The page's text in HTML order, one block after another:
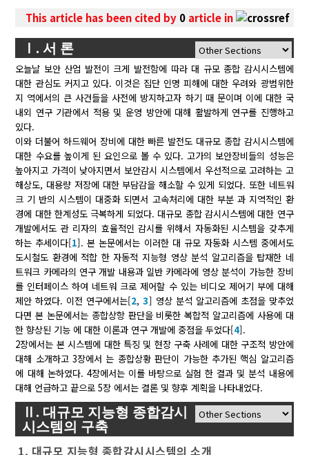
This article has been cited by 0 article in
Ⅰ. 서 론
오늘날 보안 산업 발전이 크게 발전함에 따라 대 규모 종합 감시시스템에
대한 관심도 커지고 있다. 이것은 집단 인명 피해에 대한 우려와 광범위한
지 역에서의 큰 사건들을 사전에 방지하고자 하기 때 문이며 이에 대한 국
내외 연구 기관에서 적용 및 운영 방안에 대해 활발하게 연구를 진행하고
있다.
이와 더불어 하드웨어 장비에 대한 빠른 발전도 대규모 종합 감시시스템에
대한 수요를 높이게 된 요인으로 볼 수 있다. 고가의 보안장비들의 성능은
높아지고 가격이 낮아지면서 보안감시 시스템에서 우선적으로 고려하는 고
해상도, 대용량 저장에 대한 부담감을 해소할 수 있게 되었다. 또한 네트워
크 기 반의 시스템이 대중화 되면서 고속처리에 대한 부분 과 지역적인 환
경에 대한 한계성도 극복하게 되었다. 대규모 종합 감시시스템에 대한 연구
개발에서도 관 리자의 효율적인 감시를 위해서 자동화된 시스템을 갖추게
하는 추세이다[1]. 본 논문에서는 이러한 대 규모 자동화 시스템 중에서도
도시철도 환경에 적합 한 자동적 지능형 영상 분석 알고리즘을 탑재한 네
트워크 카메라의 연구 개발 내용과 일반 카메라에 영상 분석이 가능한 장비
를 인터페이스 하여 네트워 크로 제어할 수 있는 비디오 제어기 부에 대해
제안 하였다. 이전 연구에서는[2, 3] 영상 분석 알고리즘에 초점을 맞추었
다면 본 논문에서는 종합상항 판단을 비롯한 복합적 알고리즘에 사용에 대
한 향상된 기능 에 대한 이론과 연구 개발에 중점을 두었다[4].
2장에서는 본 시스템에 대한 특징 및 현장 구축 사례에 대한 구조적 방안에
대해 소개하고 3장에서 는 종합상황 판단이 가능한 추가된 핵심 알고리즘
에 대해 논하였다. 4장에서는 이를 바탕으로 실험 한 결과 및 분석 내용에
대해 언급하고 끝으로 5장 에서는 결론 및 향후 계획을 나타내었다.
Ⅱ. 대규모 지능형 종합감시
시스템의 구축
1. 대규모 지능형 종합감시시스템의 소개